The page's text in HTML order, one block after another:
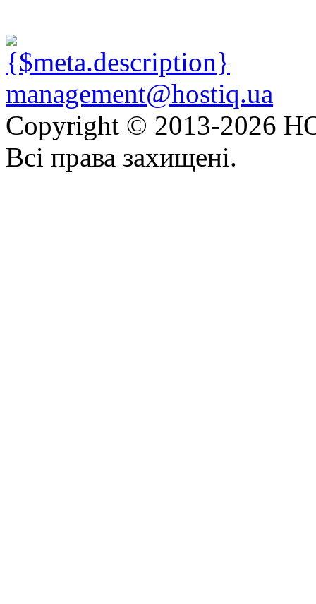
management@hostiq.ua
Copyright © 2013-2026
Всі права захищені.